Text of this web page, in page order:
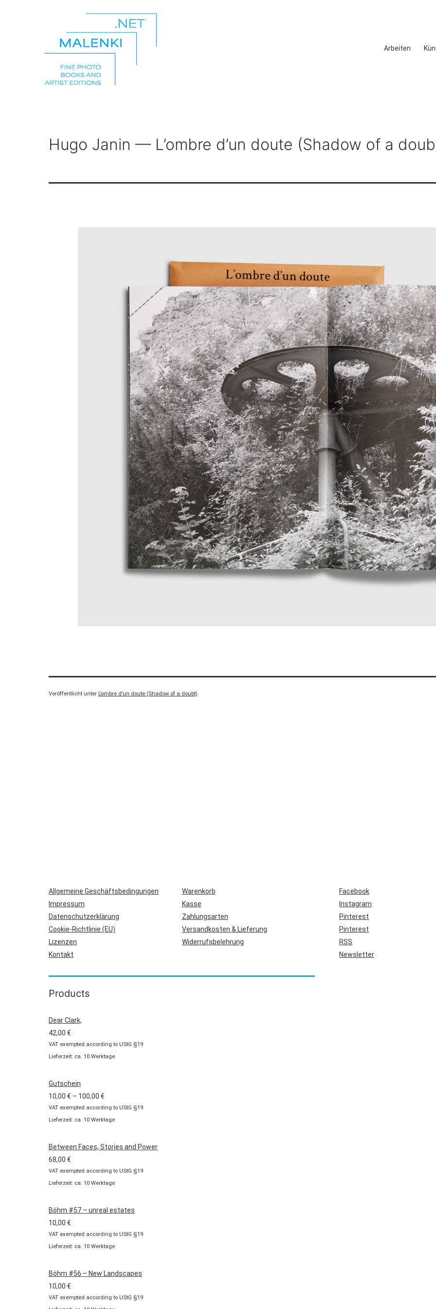
Arbeiten
Hugo Janin — L’ombre d’un doute (Shadow of a
Veröffentlicht unter L’ombre d’un doute (Shadow of a doubt)
Allgemeine Geschäftsbedingungen
Impressum
Datenschutzerklärung
Cookie-Richtlinie (EU)
Lizenzen
Kontakt
Warenkorb
Kasse
Zahlungsarten
Versandkosten & Lieferung
Widerrufsbelehrung
Facebook
Instagram
Pinterest
Pinterest
RSS
Newsletter
Products
Dear Clark,
42,00 €
VAT exempted according to UStG §19
Lieferzeit: ca. 10 Werktage
Gutschein
10,00 € – 100,00 €
10,00 €
bis
VAT exempted according to UStG §19
Lieferzeit: ca. 10 Werktage
Between Faces, Stories and Power
68,00 €
VAT exempted according to UStG §19
Lieferzeit: ca. 10 Werktage
Böhm #57 – unreal estates
10,00 €
VAT exempted according to UStG §19
Lieferzeit: ca. 10 Werktage
Böhm #56 – New Landscapes
10,00 €
VAT exempted according to UStG §19